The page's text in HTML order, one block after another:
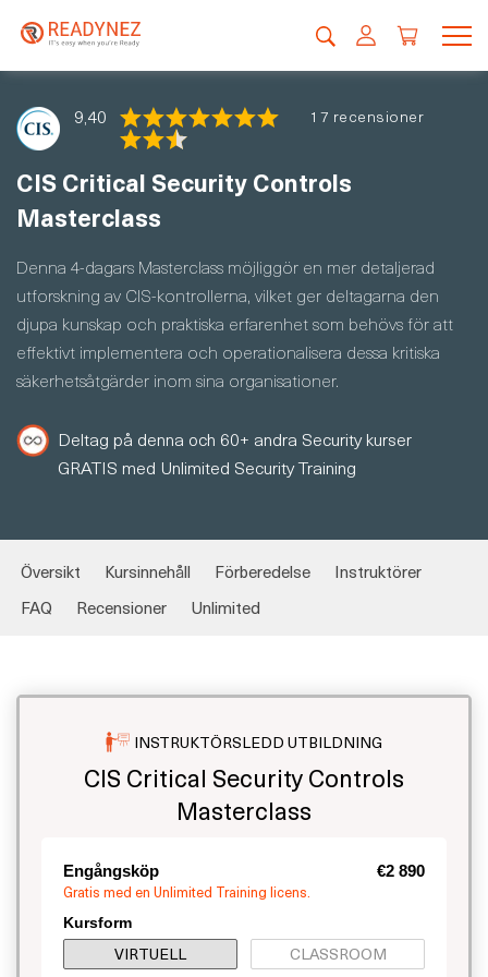
9,40 17 recensioner
CIS Critical Security Controls
Masterclass
Denna 4-dagars Masterclass möjliggör en mer detaljerad
utforskning av CIS-kontrollerna, vilket ger deltagarna den
djupa kunskap och praktiska erfarenhet som behövs för att
effektivt implementera och operationalisera dessa kritiska
säkerhetsåtgärder inom sina organisationer.
Deltag på denna och 60+ andra Security kurser
GRATIS med Unlimited Security Training
Översikt Kursinnehåll Förberedelse
Instruktörer
FAQ
Recensioner Unlimited
INSTRUKTÖRSLEDD UTBILDNING
CIS Critical Security Controls
Masterclass
Engångsköp €2 890
Gratis med en Unlimited Training licens.
Kursform
VIRTUELL CLASSROOM